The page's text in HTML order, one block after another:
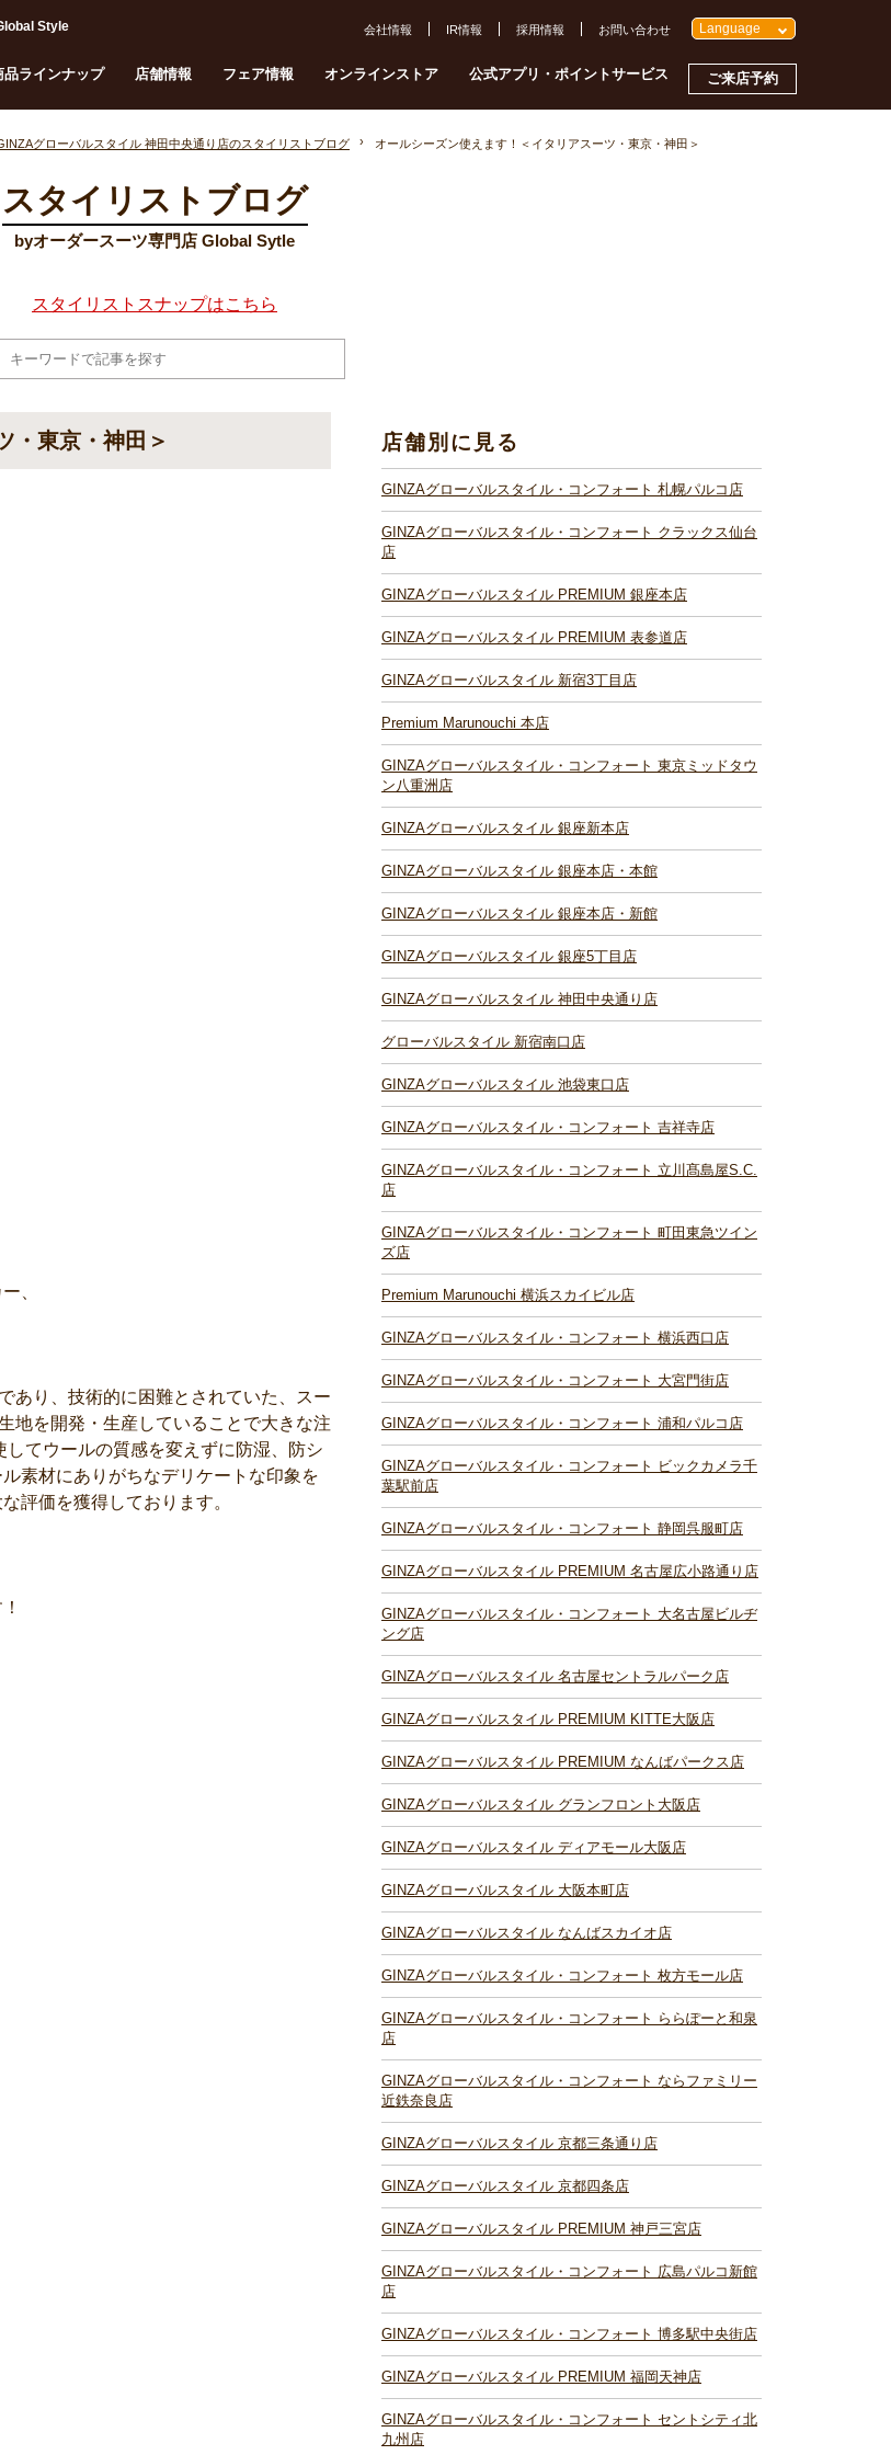
Style
品ラインナップ 店舗情報 フェア情報 オンラインストア 公式アプリ・ポイントサービス ご来店予約
会社情報 IR情報 採用情報 お問い合わせ Language
グローバルスタイル 神田中央通り店のスタイリストブログ オールシーズン使えます！＜イタリアスーツ・東京・神田＞
スタイリストブログ
byオーダースーツ専門店 Global Sytle
スタイリストスナップはこちら
・東京・神田＞
、
あり、技術的に困難とされていた、スー
地を開発・生産していることで大きな注
てウールの質感を変えずに防湿、防シ
素材にありがちなデリケートな印象を
評価を獲得しております。
店舗別に見る
GINZAグローバルスタイル・コンフォート 札幌パルコ店
GINZAグローバルスタイル・コンフォート クラックス仙台
店
GINZAグローバルスタイル PREMIUM 銀座本店
GINZAグローバルスタイル PREMIUM 表参道店
GINZAグローバルスタイル 新宿3丁目店
Premium Marunouchi 本店
GINZAグローバルスタイル・コンフォート 東京ミッドタウ
ン八重洲店
GINZAグローバルスタイル 銀座新本店
GINZAグローバルスタイル 銀座本店・本館
GINZAグローバルスタイル 銀座本店・新館
GINZAグローバルスタイル 銀座5丁目店
GINZAグローバルスタイル 神田中央通り店
グローバルスタイル 新宿南口店
GINZAグローバルスタイル 池袋東口店
GINZAグローバルスタイル・コンフォート 吉祥寺店
GINZAグローバルスタイル・コンフォート 立川髙島屋S.C.
店
GINZAグローバルスタイル・コンフォート 町田東急ツイン
ズ店
Premium Marunouchi 横浜スカイビル店
GINZAグローバルスタイル・コンフォート 横浜西口店
GINZAグローバルスタイル・コンフォート 大宮門街店
GINZAグローバルスタイル・コンフォート 浦和パルコ店
GINZAグローバルスタイル・コンフォート ビックカメラ千
葉駅前店
GINZAグローバルスタイル・コンフォート 静岡呉服町店
GINZAグローバルスタイル PREMIUM 名古屋広小路通り店
GINZAグローバルスタイル・コンフォート 大名古屋ビルヂ
ング店
GINZAグローバルスタイル 名古屋セントラルパーク店
GINZAグローバルスタイル PREMIUM KITTE大阪店
GINZAグローバルスタイル PREMIUM なんばパークス店
GINZAグローバルスタイル グランフロント大阪店
GINZAグローバルスタイル ディアモール大阪店
GINZAグローバルスタイル 大阪本町店
GINZAグローバルスタイル なんばスカイオ店
GINZAグローバルスタイル・コンフォート 枚方モール店
GINZAグローバルスタイル・コンフォート ららぽーと和泉
店
GINZAグローバルスタイル・コンフォート ならファミリー
近鉄奈良店
GINZAグローバルスタイル 京都三条通り店
GINZAグローバルスタイル 京都四条店
GINZAグローバルスタイル PREMIUM 神戸三宮店
GINZAグローバルスタイル・コンフォート 広島パルコ新館
店
GINZAグローバルスタイル・コンフォート 博多駅中央街店
GINZAグローバルスタイル PREMIUM 福岡天神店
GINZAグローバルスタイル・コンフォート セントシティ北
九州店